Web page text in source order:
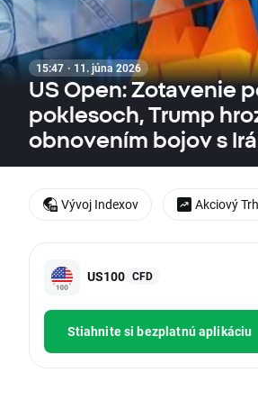
15:47 · 11. júna 2026
US Open: Zotavenie
poklesoch, Trump
obnovením bojov s
US100 CFD
Stiahnite si bezplatnú aplikáciu
Vývoj Indexov Akciový Trh